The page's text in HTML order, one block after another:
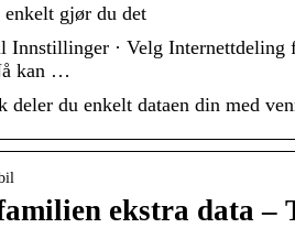
gjør du det
· Velg Internettdeling
kan …
deler du enkelt dataen din med
ekstra data –